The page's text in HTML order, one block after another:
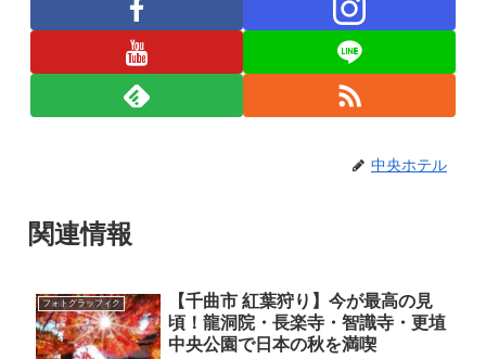
中央ホテル
関連情報
フォトグラッフィク
【千曲市 紅葉狩り】今が最高の見
頃！龍洞院・長楽寺・智識寺・更埴
中央公園で日本の秋を満喫